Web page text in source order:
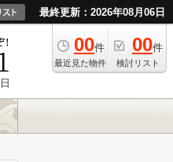
最終更新：2026年08月06日
00件
最近見た物件
00件
検討リスト